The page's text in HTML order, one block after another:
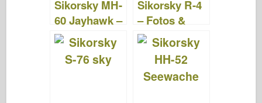
Sikorsky MH-
60 Jayhawk –
Fotos &
Videos
Sikorsky R-4
– Fotos &
Videos